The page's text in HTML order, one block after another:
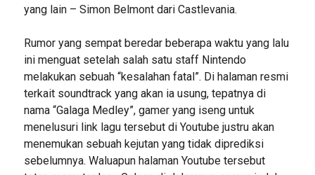
yang lain – Simon Belmont dari Castlevania.
Rumor yang sempat beredar beberapa waktu yang lalu
ini menguat setelah salah satu staff Nintendo
melakukan sebuah “kesalahan fatal”. Di halaman resmi
terkait soundtrack yang akan ia usung, tepatnya di
nama “Galaga Medley”, gamer yang iseng untuk
menelusuri link lagu tersebut di Youtube justru akan
menemukan sebuah kejutan yang tidak diprediksi
sebelumnya. Waluapun halaman Youtube tersebut